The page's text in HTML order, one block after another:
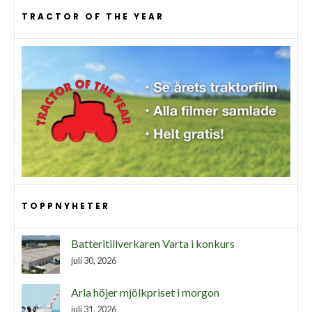
TRACTOR OF THE YEAR
TOPPNYHETER
Batteritillverkaren Varta i konkurs
juli 30, 2026
Arla höjer mjölkpriset i morgon
juli 31, 2026